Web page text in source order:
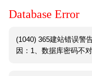
Database Error
(1040) 365建站错误警
因：1、数据库密码不